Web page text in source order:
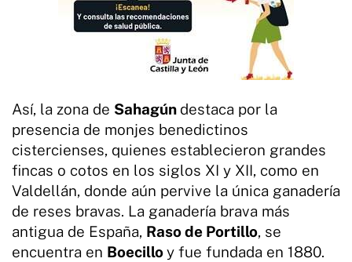
Así, la zona de Sahagún destaca por la
presencia de monjes benedictinos
cistercienses, quienes establecieron grandes
fincas o cotos en los siglos XI y XII, como en
Valdellán, donde aún pervive la única ganadería
de reses bravas. La ganadería brava más
antigua de España, Raso de Portillo, se
encuentra en Boecilloy fue fundada en 1880.